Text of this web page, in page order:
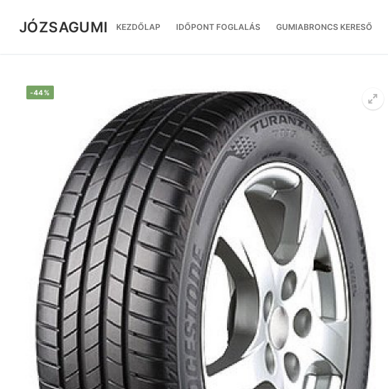
tartalomra
JÓZSAGUMI KEZDŐLAP IDŐPONT FOGLALÁS GUMIABRONCS KERESŐ
-44%